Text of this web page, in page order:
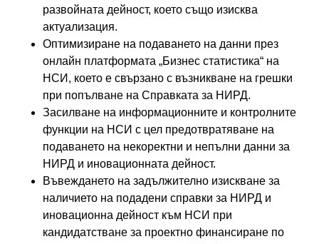
развойната дейност, което също изисква
актуализация.
Оптимизиране на подаването на данни през
онлайн платформата „Бизнес статистика“ на
НСИ, което е свързано с възникване на грешки
при попълване на Справката за НИРД.
Засилване на информационните и контролните
функции на НСИ с цел предотвратяване на
подаването на некоректни и непълни данни за
НИРД и иновационната дейност.
Въвеждането на задължително изискване за
наличието на подадени справки за НИРД и
иновационна дейност към НСИ при
кандидатстване за проектно финансиране по